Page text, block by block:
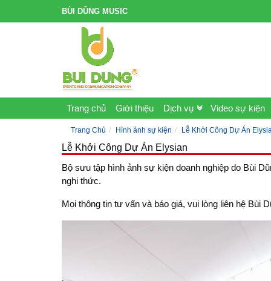
BÙI DŨNG MUSIC
Trang chủ Giới thiệu Dịch vụ Video sự kiện
Trang Chủ Hình ảnh sự kiện Lễ Khởi Công Dự Án
Lễ Khởi Công Dự Án Elysian
Bộ sưu tập hình ảnh sự kiện doanh nghiệp do Bùi
nghi thức.
Mọi thông tin tư vấn và báo giá, vui lòng liên hệ Bùi